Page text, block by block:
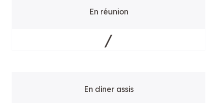
En réunion
/
En diner assis